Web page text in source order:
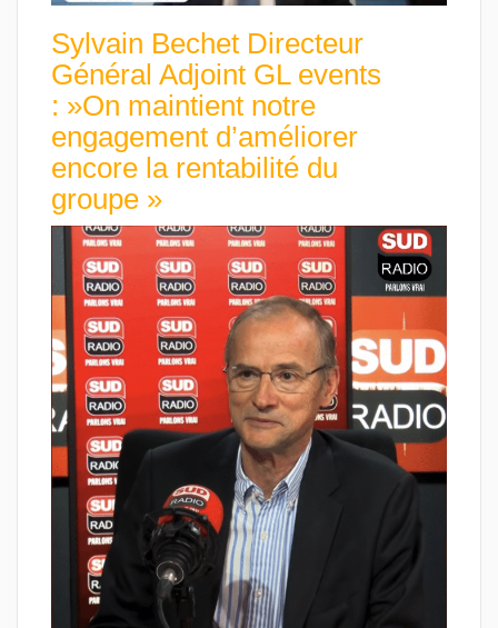
Sylvain Bechet Directeur
Général Adjoint GL events
: »On maintient notre
engagement d’améliorer
encore la rentabilité du
groupe »